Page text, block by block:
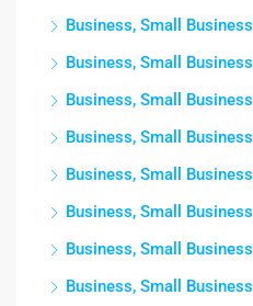
Business, Small Business
Business, Small Business
Business, Small Business
Business, Small Business
Business, Small Business
Business, Small Business
Business, Small Business
Business, Small Business